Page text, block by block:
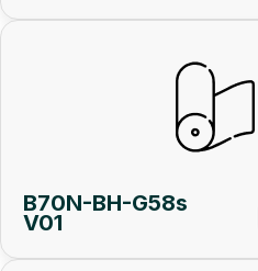
B70N-BH-G58s
V01